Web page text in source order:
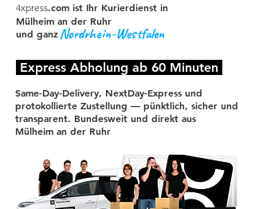
4xpress.com ist Ihr Kurierdienst in
Mülheim an der Ruhr
und ganzNordrhein-Westfalen
Express Abholung ab 60 Minuten
Same-Day-Delivery, NextDay-Express und
protokollierte Zustellung — pünktlich, sicher und
transparent. Bundesweit und direkt aus
Mülheim an der Ruhr